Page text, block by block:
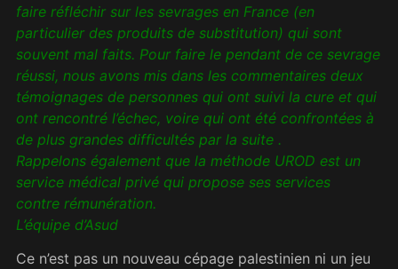
faire réfléchir sur les sevrages en France (en
particulier des produits de substitution) qui sont
souvent mal faits. Pour faire le pendant de ce sevrage
réussi, nous avons mis dans les commentaires deux
témoignages de personnes qui ont suivi la cure et qui
ont rencontré l’échec, voire qui ont été confrontées à
de plus grandes difficultés par la suite .
Rappelons également que la méthode UROD est un
service médical privé qui propose ses services
contre rémunération.
L’équipe d’Asud
Ce n’est pas un nouveau cépage palestinien ni un jeu